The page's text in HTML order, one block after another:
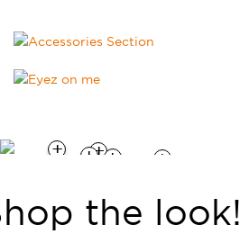
ΔΑΧΤΥΛΙΔΙΑ
the look!